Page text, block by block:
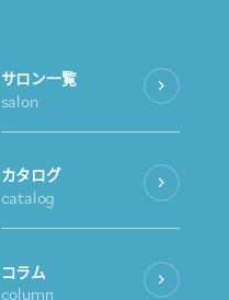
サロン一覧
salon
カタログ
catalog
コラム
column